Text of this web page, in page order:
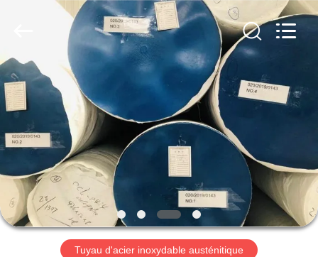
MAISON
PRODUITS
SUJET
DE
NOUS
Reserved.
Tuyau d'acier inoxydable austénitique